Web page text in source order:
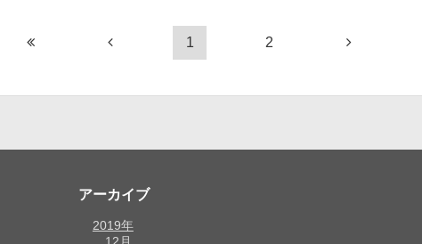
1 2
アーカイブ
2019年